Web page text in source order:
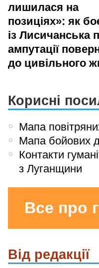
лишилася на
позиціях»: як
із Лисичанська
ампутації
до цивільного
Корисні
Мапа
Мапа бойових
Контакти
з Луганщини
Все про
Від редакції